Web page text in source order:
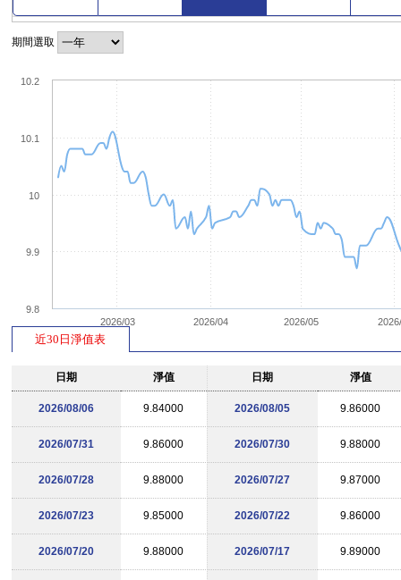
期間選取
2026/03 2026/04 2026/05
9.8
9.9
10
10.1
10.2
近30日淨值表
日期 淨值 日期 淨值
2026/08/06 9.84000 2026/08/05 9.86000
2026/07/31 9.86000 2026/07/30 9.88000
2026/07/28 9.88000 2026/07/27 9.87000
2026/07/23 9.85000 2026/07/22 9.86000
2026/07/20 9.88000 2026/07/17 9.89000